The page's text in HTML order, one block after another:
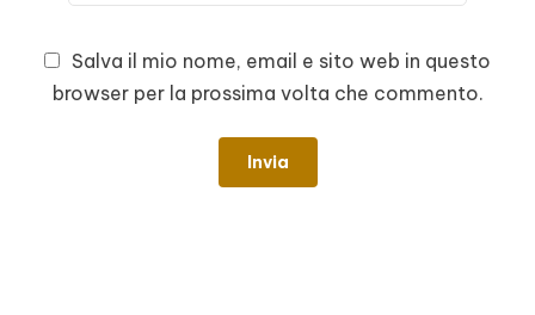
Salva il mio nome, email e sito web in questo
browser per la prossima volta che commento.